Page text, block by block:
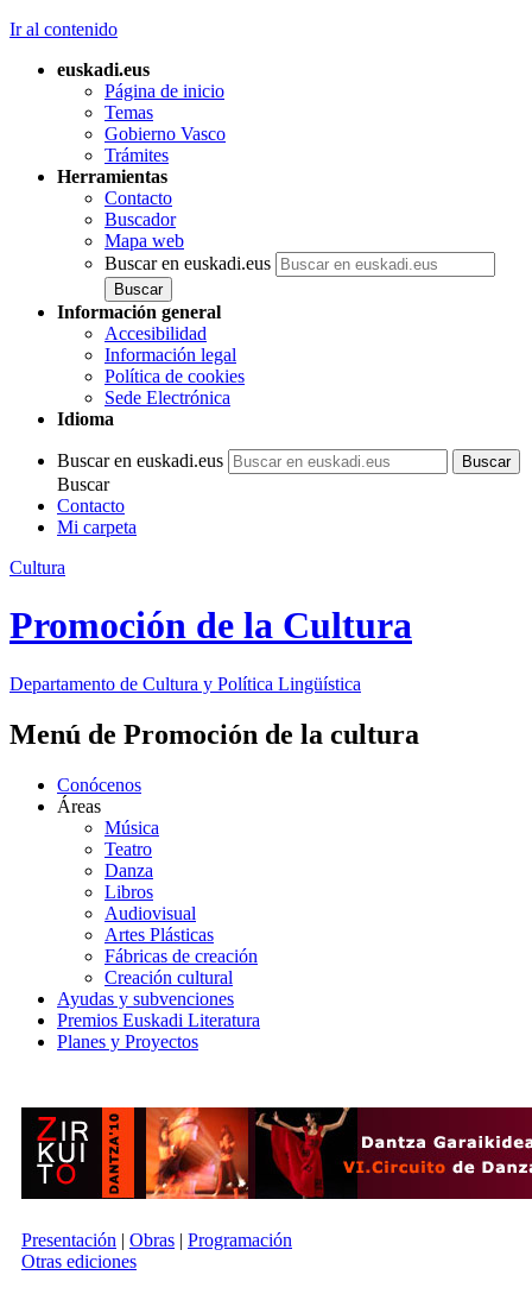
Ir al contenido
euskadi.eus
Página de inicio
Temas
Gobierno Vasco
Trámites
Herramientas
Contacto
Buscador
Mapa web
Buscar en euskadi.eus
Información general
Accesibilidad
Información legal
Política de cookies
Sede Electrónica
Idioma
Buscar en euskadi.eus
Buscar
Contacto
Mi carpeta
Cultura
Promoción de la Cultura
Departamento de Cultura y Política Lingüística
Menú de Promoción de la cultura
Conócenos
Áreas
Música
Teatro
Danza
Libros
Audiovisual
Artes Plásticas
Fábricas de creación
Creación cultural
Ayudas y subvenciones
Premios Euskadi Literatura
Planes y Proyectos
Presentación | Obras | Programación
Otras ediciones